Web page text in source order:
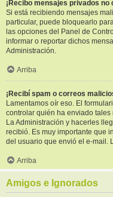
¡Recibo mensajes privados no
Si está recibiendo mensajes
particular, puede bloquearlo
las opciones del Panel de
informar o reportar dichos
Administración.
Arriba
¡Recibí spam o correos
Lamentamos oír eso. El
controlar quién ha enviado
La Administración y hacerles
recibió. Es muy importante que
del usuario que envió el e-mail.
Arriba
Amigos e Ignorados